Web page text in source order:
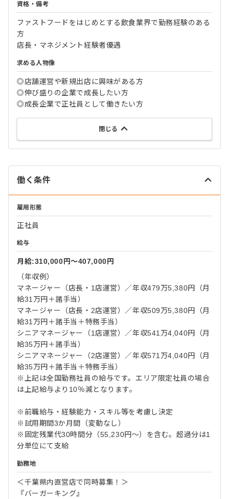
資格・備考
ファストフードをはじめとする飲食業界で勤務経験のある
方
店長・マネジメント経験者優遇
求める人物像
◎店舗運営や新規出店に興味がある方
◎伸び盛りの企業で成長したい方
◎成長企業で正社員として働きたい方
閉じる
働く条件
雇用形態
正社員
給与
月給:310,000円〜407,000円
（年収例）
マネージャー（店長・1店運営）／年収479万5,380円（月
給31万円＋諸手当）
マネージャー（店長・2店運営）／年収509万5,380円（月
給31万円＋諸手当＋特務手当）
シニアマネージャー（1店運営）／年収541万4,040円（月
給35万円＋諸手当）
シニアマネージャー（2店運営）／年収571万4,040円（月
給35万円＋諸手当＋特務手当）
※上記は全国勤務社員の給与です。エリア限定社員の場合
は上記給与より10％減となります。
※前職給与・経験能力・スキル等を考慮し決定
※試用期間3か月間（変動なし）
※固定残業代30時間分（55,230円～）を含む。超過分は1
分単位にて支給
勤務地
＜千葉県内直営店で同時募集！＞
『バーガーキング』